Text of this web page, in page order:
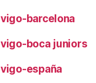
vigo-barcelona
vigo-boca juniors
vigo-españa